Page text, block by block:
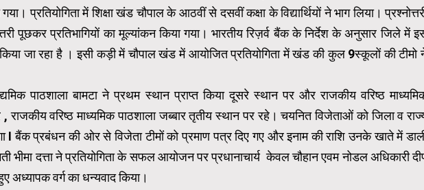
प्रतियोगिता में शिक्षा खंड चौपाल के आठवीं से दसवीं कक्षा के विद्यार्थियों ने भाग लिया।
पूछकर प्रतिभागियों का मूल्यांकन किया गया। भारतीय रिज़र्व बैंक के निर्देश के अनुसार जिले में
जा रहा है । इसी कड़ी में चौपाल खंड में आयोजित प्रतियोगिता में खंड की कुल 9स्कूलों की टीमो
पाठशाला बामटा ने प्रथम स्थान प्राप्त किया दूसरे स्थान पर और राजकीय वरिष्ठ
, राजकीय वरिष्ठ माध्यमिक पाठशाला जब्बार तृतीय स्थान पर रहे। चयनित विजेताओं को जिला व
I बैंक प्रबंधन की ओर से विजेता टीमों को प्रमाण पत्र दिए गए और इनाम की राशि उनके खाते में
भीमा दत्ता ने प्रतियोगिता के सफल आयोजन पर प्रधानाचार्य केवल चौहान एवम नोडल अधिकारी
अध्यापक वर्ग का धन्यवाद किया।